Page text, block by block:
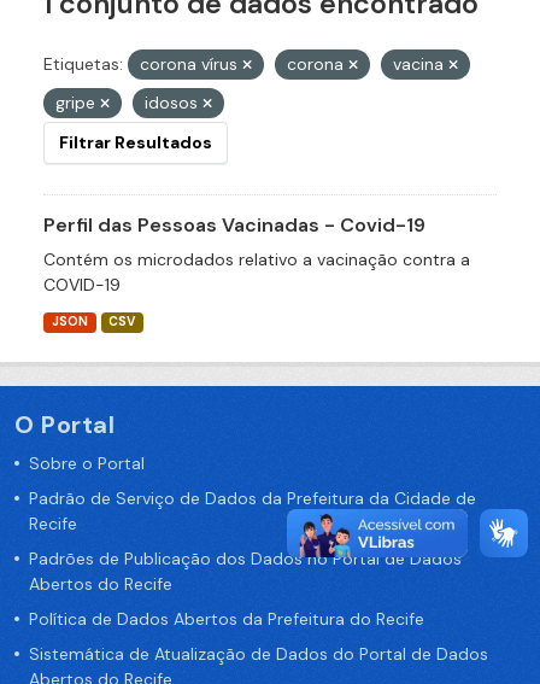
Etiquetas: corona vírus corona
vacina
gripe
idosos
Filtrar Resultados
Perfil das Pessoas Vacinadas - Covid-19
Contém os microdados relativo a vacinação contra a
COVID-19
JSON CSV
O Portal
Sobre o Portal
Padrão de Serviço de Dados da Prefeitura da Cidade de
Recife
Padrões de Publicação dos Dados no Portal de Dados
Abertos do Recife
Política de Dados Abertos da Prefeitura do Recife
Sistemática de Atualização de Dados do Portal de Dados
Abertos do Recife